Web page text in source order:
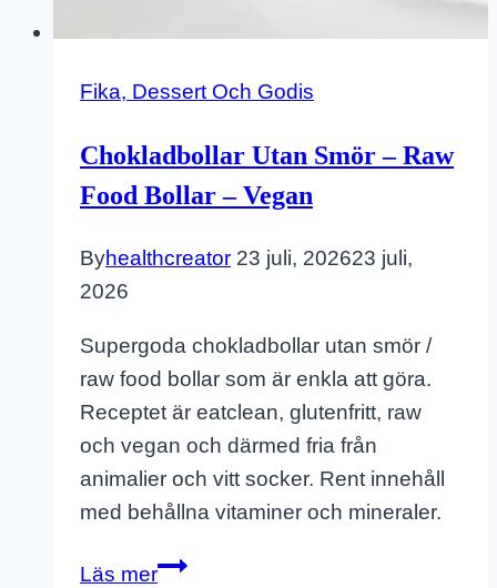
Fika, Dessert Och Godis
Chokladbollar Utan Smör – Raw
Food Bollar – Vegan
Byhealthcreator 23 juli, 202623 juli,
2026
Supergoda chokladbollar utan smör /
raw food bollar som är enkla att göra.
Receptet är eatclean, glutenfritt, raw
och vegan och därmed fria från
animalier och vitt socker. Rent innehåll
med behållna vitaminer och mineraler.
Läs merChokladbollar